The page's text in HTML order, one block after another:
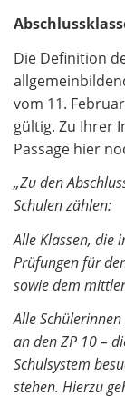
Die Definition
vom 11.
gültig. Zu Ihrer
Passage hier
„Zu den
Schulen zählen:
Alle Klassen, die
Prüfungen für
sowie dem
Alle
an den ZP 10 –
Schulsystem
stehen. Hierzu